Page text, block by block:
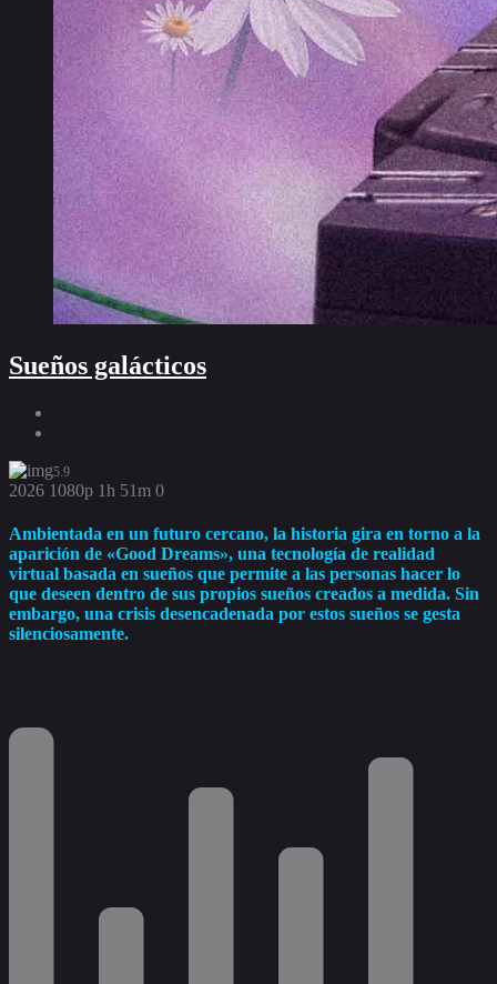
Sueños galácticos
5.9
2026 1080p 1h 51m 0
Ambientada en un futuro cercano, la historia gira en torno a la
aparición de «Good Dreams», una tecnología de realidad
virtual basada en sueños que permite a las personas hacer lo
que deseen dentro de sus propios sueños creados a medida. Sin
embargo, una crisis desencadenada por estos sueños se gesta
silenciosamente.